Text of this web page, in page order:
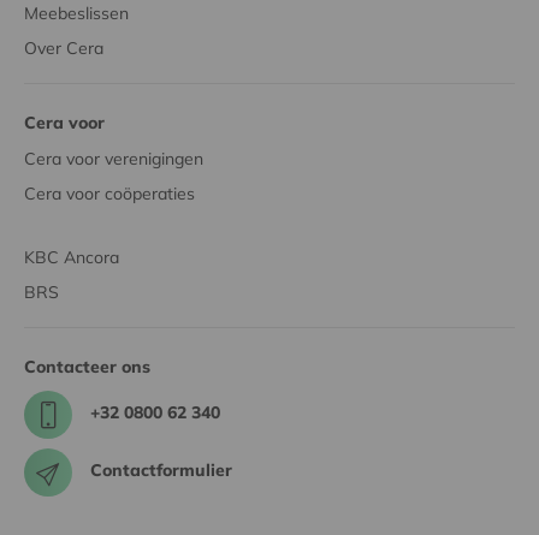
Meebeslissen
Over Cera
Cera voor
Cera voor verenigingen
Cera voor coöperaties
KBC Ancora
BRS
Contacteer ons
+32 0800 62 340
Contactformulier